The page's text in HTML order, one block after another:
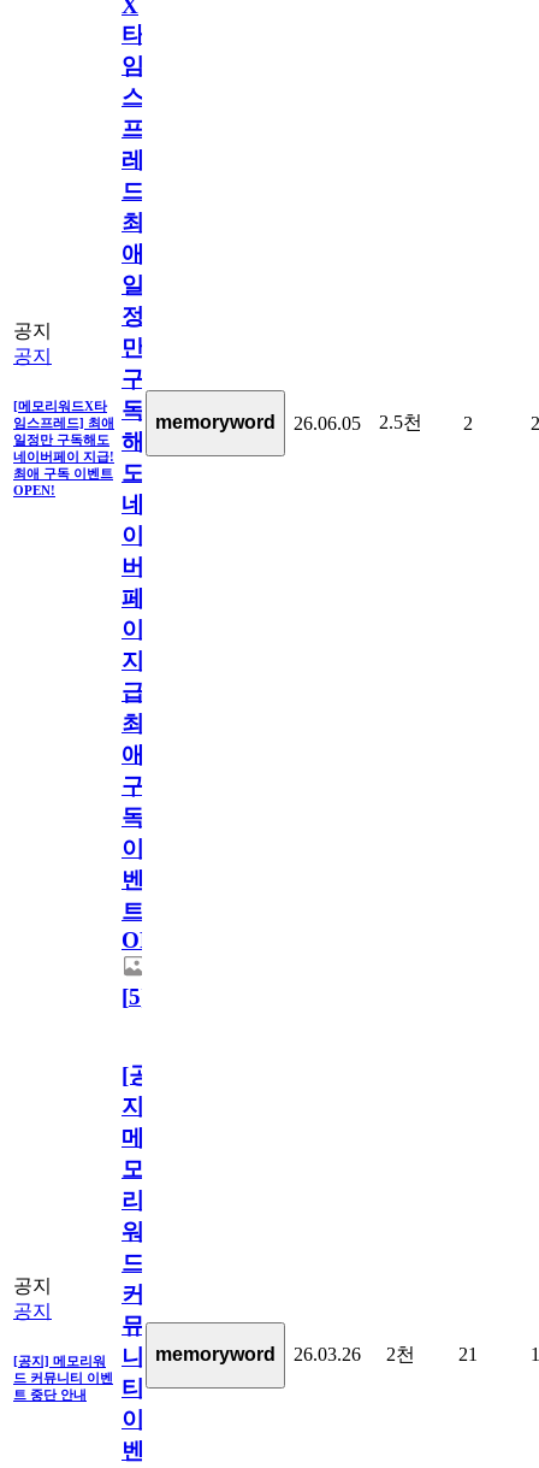
공지
공지
[메모리워드X타
임스프레드] 최애
일정만 구독해도
네이버페이 지급!
최애 구독 이벤트
OPEN!
X
타
임
스
프
레
드]
최
애
일
정
만
구
독
해
도
네
이
버
페
이
지
급!
최
애
구
독
이
벤
트
OPEN!
[5]
memoryword 26.06.05 2.5천 2 2
공지
공지
[공지] 메모리워
드 커뮤니티 이벤
트 중단 안내
[공
지]
메
모
리
워
드
커
뮤
니
티
이
벤
memoryword 26.03.26 2천 21 1